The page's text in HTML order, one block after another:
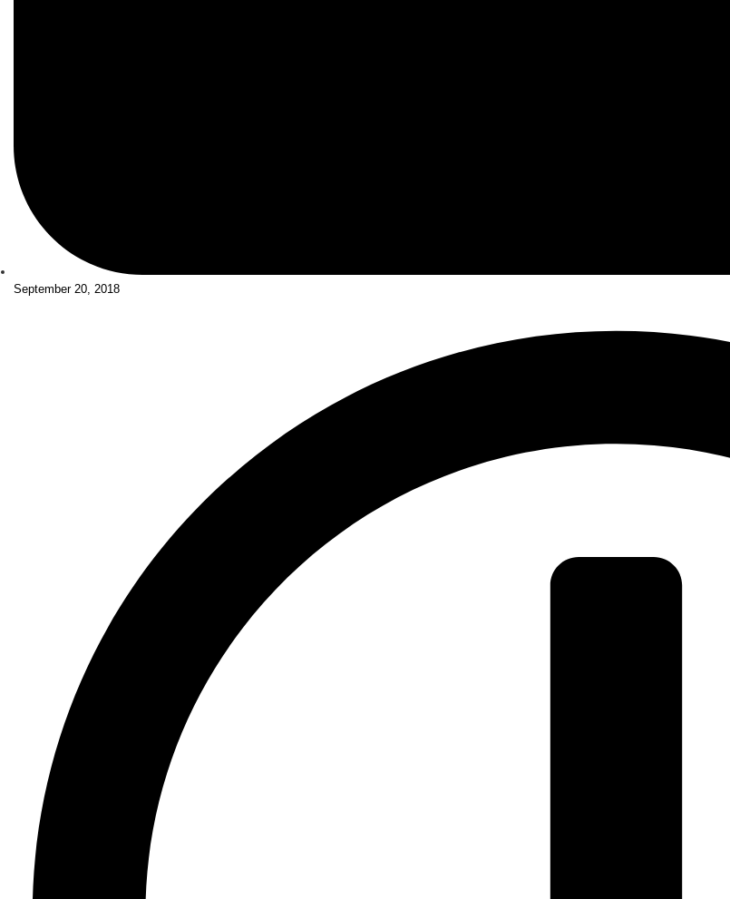
September 20, 2018